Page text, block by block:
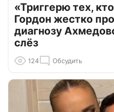
«Триггерю тех,
Гордон жестко
диагнозу
слёз
124 Обсудить